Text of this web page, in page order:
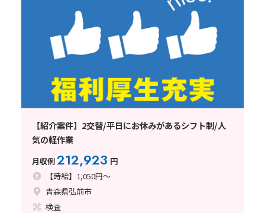
【紹介案件】2交替/平日にお休みがあるシフト制/人
気の軽作業
月収例212,923 円
【時給】1,050円～
青森県弘前市
検査